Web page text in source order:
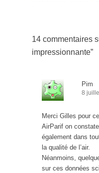
14 commentaires
impressionnante”
Pim
8
Merci Gilles pour
AirParif on
également dans
la qualité de l’air.
Néanmoins,
sur ces données